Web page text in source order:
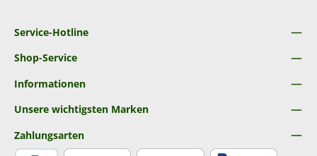
Service-Hotline
Shop-Service
Informationen
Unsere wichtigsten Marken
Zahlungsarten